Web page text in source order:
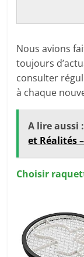
Nous avions
toujours
consulter
à chaque
A lire aussi :
et Réalités
Choisir